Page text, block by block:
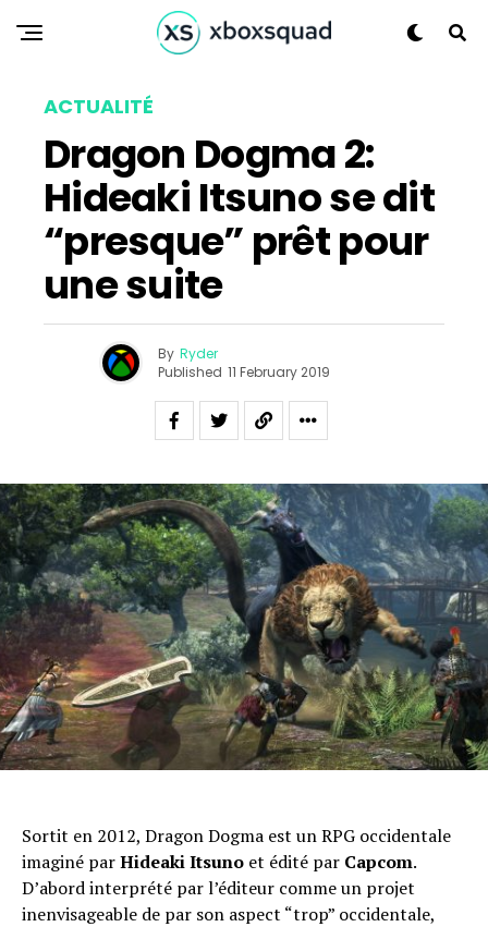
ACTUALITÉ
Dragon Dogma 2:
Hideaki Itsuno se dit
“presque” prêt pour
une suite
By Ryder
Published 11 February 2019
Sortit en 2012, Dragon Dogma est un RPG occidentale
imaginé parHideaki Itsuno et édité par Capcom.
D’abord interprété par l’éditeur comme un projet
inenvisageable de par son aspect “trop” occidentale,